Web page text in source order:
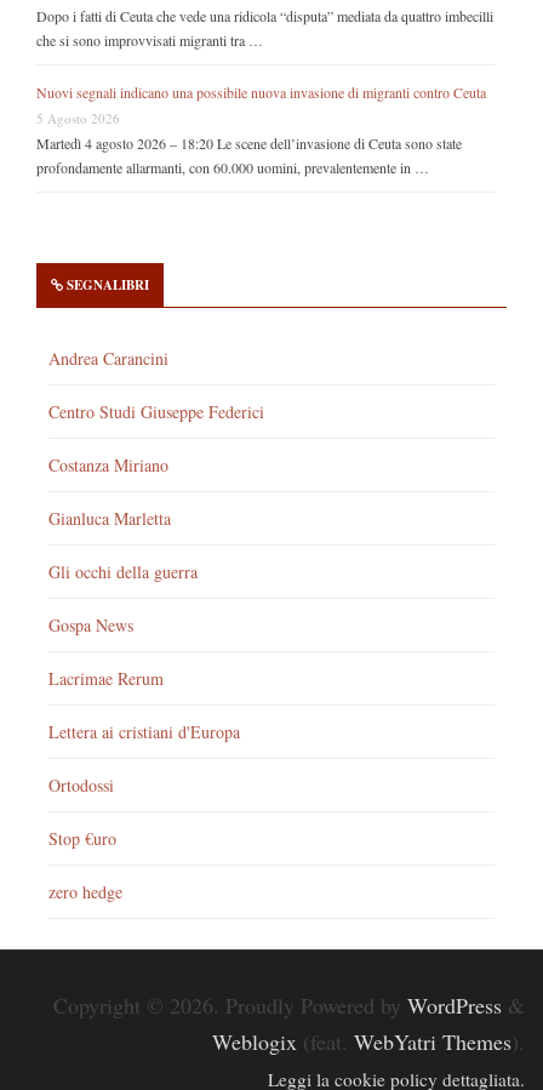
Dopo i fatti di Ceuta che vede una ridicola “disputa” mediata da quattro imbecilli
che si sono improvvisati migranti tra …
Nuovi segnali indicano una possibile nuova invasione di migranti contro Ceuta
5 Agosto 2026
Martedì 4 agosto 2026 – 18:20 Le scene dell’invasione di Ceuta sono state
profondamente allarmanti, con 60.000 uomini, prevalentemente in …
SEGNALIBRI
Andrea Carancini
Centro Studi Giuseppe Federici
Costanza Miriano
Gianluca Marletta
Gli occhi della guerra
Gospa News
Lacrimae Rerum
Lettera ai cristiani d'Europa
Ortodossi
Stop €uro
zero hedge
Copyright © 2026. Proudly Powered by WordPress &
Weblogix (feat. WebYatri Themes).
Leggi la cookie policy dettagliata.